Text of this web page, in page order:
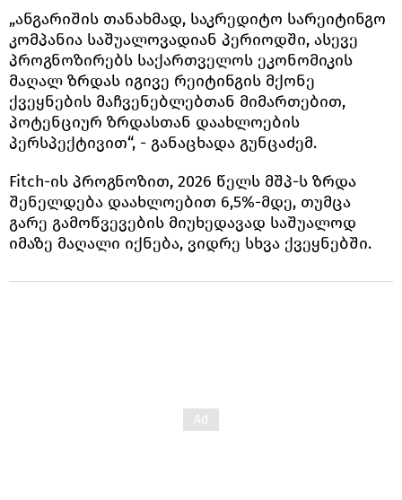
„ანგარიშის თანახმად, საკრედიტო სარეიტინგო
კომპანია საშუალოვადიან პერიოდში, ასევე
პროგნოზირებს საქართველოს ეკონომიკის
მაღალ ზრდას იგივე რეიტინგის მქონე
ქვეყნების მაჩვენებლებთან მიმართებით,
პოტენციურ ზრდასთან დაახლოების
პერსპექტივით“, - განაცხადა გუნცაძემ.
Fitch-ის პროგნოზით, 2026 წელს მშპ-ს ზრდა
შენელდება დაახლოებით 6,5%-მდე, თუმცა
გარე გამოწვევების მიუხედავად საშუალოდ
იმაზე მაღალი იქნება, ვიდრე სხვა ქვეყნებში.